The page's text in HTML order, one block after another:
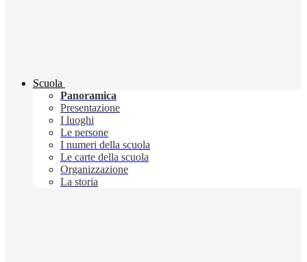
Scuola
Panoramica
Presentazione
I luoghi
Le persone
I numeri della scuola
Le carte della scuola
Organizzazione
La storia